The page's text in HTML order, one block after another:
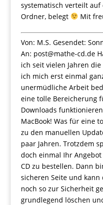
systematisch verteilt
Ordner, belegt
Mit
Von: M.S. Gesendet:
An: post@mathe-cd.de
ich seit vielen Jahren
ich mich erst einmal
unermüdliche Arbeit
eine tolle Bereicherung
Downloads
MacBook! Was für eine
zu den manuellen
paar Jahren. Trotzdem
doch einmal Ihr
CD zu bestellen. Dann
sicheren Seite und kann
noch so zur Sicherheit
grundlegend löschen